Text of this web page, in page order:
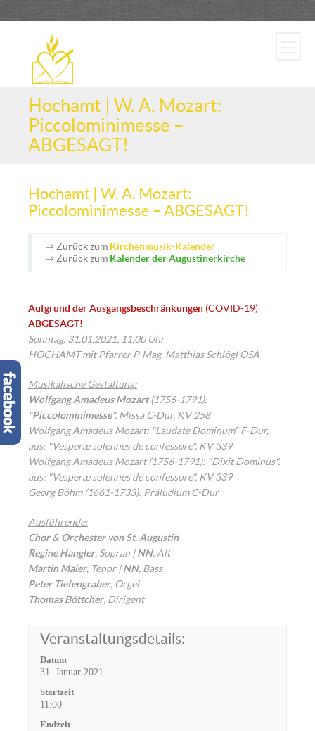
Hochamt | W. A. Mozart:
Piccolominimesse –
ABGESAGT!
Hochamt | W. A. Mozart:
Piccolominimesse – ABGESAGT!
⇒ Zurück zum Kirchenmusik-Kalender
⇒ Zurück zum Kalender der Augustinerkirche
Aufgrund der Ausgangsbeschränkungen (COVID-19)
ABGESAGT!
Sonntag, 31.01.2021, 11.00 Uhr
HOCHAMT mit Pfarrer P. Mag. Matthias Schlögl OSA
Musikalische Gestaltung:
Wolfgang Amadeus Mozart(1756-1791):
"Piccolominimesse", Missa C-Dur, KV 258
Wolfgang Amadeus Mozart: "Laudate Dominum" F-Dur,
aus: "Vesperæ solennes de confessore", KV 339
Wolfgang Amadeus Mozart (1756-1791): "Dixit Dominus",
aus: "Vesperæ solennes de confessore", KV 339
Georg Böhm (1661-1733): Präludium C-Dur
Ausführende:
Chor & Orchester von St. Augustin
Regine Hangler, Sopran |NN, Alt
Martin Maier, Tenor |NN, Bass
Peter Tiefengraber, Orgel
Thomas Böttcher, Dirigent
Veranstaltungsdetails:
Datum
31. Januar 2021
Startzeit
11:00
Endzeit